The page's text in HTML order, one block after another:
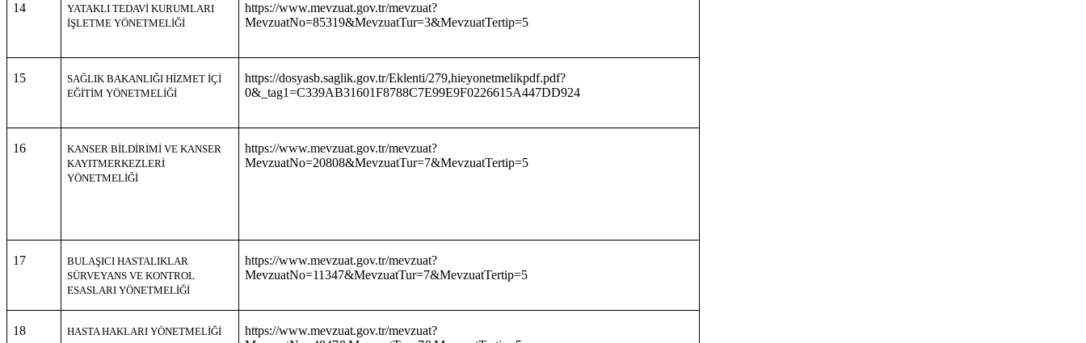
14
YATAKLI TEDAVİ KURUMLARI
İŞLETME YÖNETMELİĞİ
https://www.mevzuat.gov.tr/mevzuat?
MevzuatNo=85319&MevzuatTur=3&MevzuatTertip=5
15
SAĞLIK BAKANLIĞI HİZMET İÇİ
EĞİTİM YÖNETMELİĞİ
https://dosyasb.saglik.gov.tr/Eklenti/279,hieyonetmelikpdf.pdf?
0&_tag1=C339AB31601F8788C7E99E9F0226615A447DD924
16
KANSER BİLDİRİMİ VE KANSER
KAYITMERKEZLERİ
YÖNETMELİĞİ
https://www.mevzuat.gov.tr/mevzuat?
MevzuatNo=20808&MevzuatTur=7&MevzuatTertip=5
17
BULAŞICI HASTALIKLAR
SÜRVEYANS VE KONTROL
ESASLARI YÖNETMELİĞİ
https://www.mevzuat.gov.tr/mevzuat?
MevzuatNo=11347&MevzuatTur=7&MevzuatTertip=5
18 HASTA HAKLARI YÖNETMELİĞİ
https://www.mevzuat.gov.tr/mevzuat?